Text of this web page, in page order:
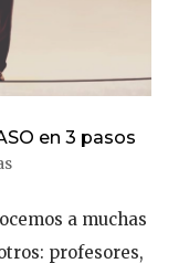
en 3 pasos
a muchas
profesores,